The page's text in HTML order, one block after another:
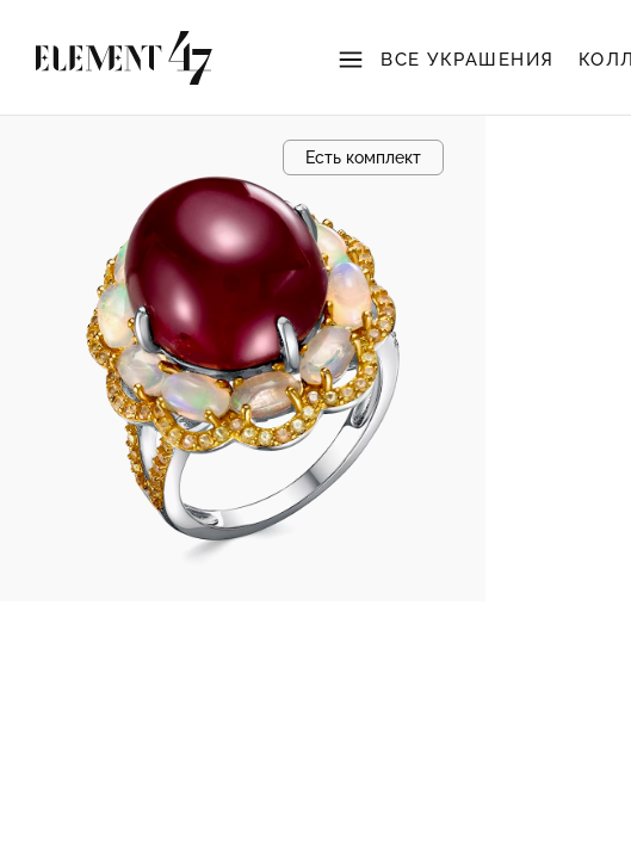
ВСЕ УКРАШЕНИЯ
Есть комплект